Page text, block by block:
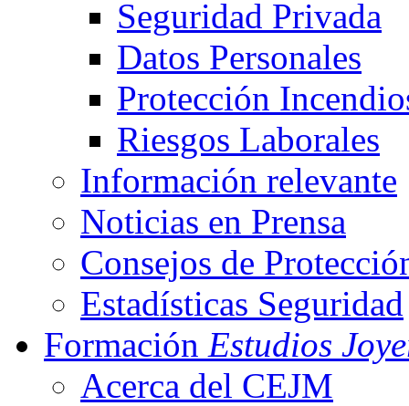
Seguridad Privada
Datos Personales
Protección
Riesgos Laborales
Información relevante
Noticias en Prensa
Consejos de
Estadísticas Seguridad
Formación Estudios
Acerca del CEJM